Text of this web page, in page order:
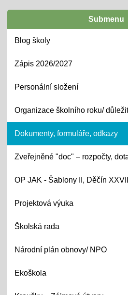
Submenu
Blog školy
Zápis 2026/2027
Personální složení
Organizace školního roku/
Dokumenty, formuláře, odkazy
Zveřejněné "doc" – rozpočty,
OP JAK - Šablony II, Děčín XXVII
Projektová výuka
Školská rada
Národní plán obnovy/ NPO
Ekoškola